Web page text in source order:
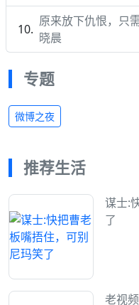
原来放下仇恨，只
晓晨
专题
微博之夜
推荐生活
谋士:
了
老视